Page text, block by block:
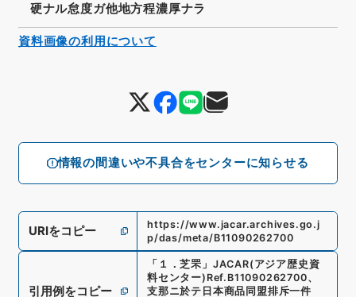
情報の間違いや不具合をセンターに知らせる
硬ナル怠度ガ他地方程濃厚ナラ
URIをコピー
https://www.jacar.archives.go.j
p/das/meta/B11090262700
引用例をコピー
「 １．芝罘 」 JACAR(アジア歴史資
料センター) Ref. B11090262700、
支那ニ於テ日本商品同盟排斥一件
資料画像の利用について